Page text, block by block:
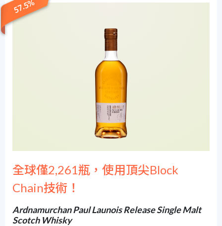
57.5%
全球僅2,261瓶，使用頂尖Block
Chain技術！
Ardnamurchan Paul Launois Release Single Malt
Scotch Whisky